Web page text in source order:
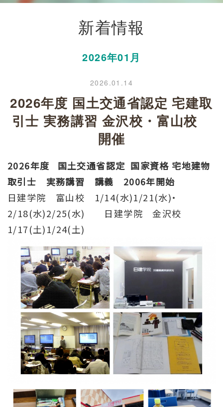
新着情報
2026年01月
2026.01.14
2026年度 国土交通省認定 宅建取
引士 実務講習 金沢校・富山校
開催
2026年度 国土交通省認定 国家資格 宅地建物
取引士 実務講習 講義 2006年開始
日建学院 富山校 1/14(水)1/21(水)・
2/18(水)2/25(水) 日建学院 金沢校
1/17(土)1/24(土)